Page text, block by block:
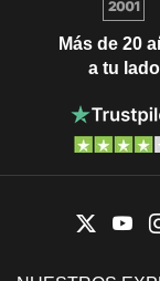
Más de 20
a tu lado